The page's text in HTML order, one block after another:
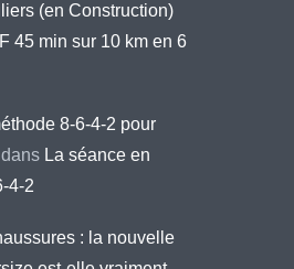
(en Construction)
45 min sur 10 km en 6
8-6-4-2 pour
dans La séance en
4-2
: la nouvelle